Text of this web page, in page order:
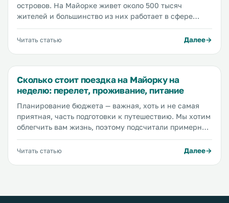
островов. На Майорке живет около 500 тысяч
жителей и большинство из них работает в сфере
обслуживания, потому что практически каждый город
или поселок острова является курортным. Так что
видами спорта.
Читать статью Далее
Сколько стоит поездка на Майорку на
неделю: перелет, проживание, питание
Планирование бюджета — важная, хоть и не самая
приятная, часть подготовки к путешествию. Мы хотим
облегчить вам жизнь, поэтому подсчитали примерную
стоимость недельного путешествия к залитым
солнцем пляжам Майорки. Мы рассчитали стоимость
Читать статью Далее